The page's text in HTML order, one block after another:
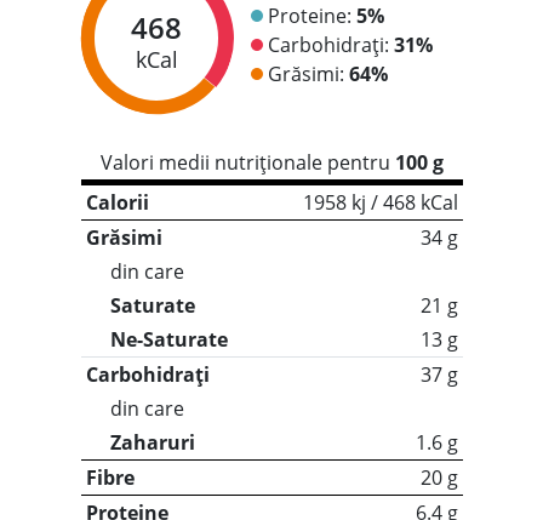
468
kCal
Proteine: 5%
Carbohidrați: 31%
Grăsimi: 64%
Valori medii nutriționale pentru 100 g
Calorii
1958 kj / 468 kCal
Grăsimi
34 g
din care
Saturate
21 g
Ne-Saturate
13 g
Carbohidrați
37 g
din care
Zaharuri
1.6 g
Fibre
20 g
Proteine
6.4 g